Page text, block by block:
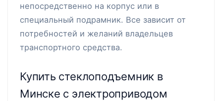
непосредственно на корпус или в
специальный подрамник. Все зависит от
потребностей и желаний владельцев
транспортного средства.
Купить стеклоподъемник в
Минске с электроприводом